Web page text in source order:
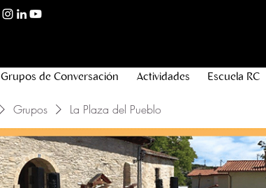
Grupos de Conversación Actividades Escuela RC
Grupos La Plaza del Pueblo